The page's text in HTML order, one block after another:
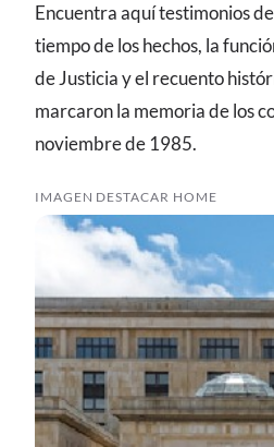
Encuentra aquí testimonios
tiempo de los hechos, la
de Justicia y el recuento
marcaron la memoria de los
noviembre de 1985.
IMAGEN DESTACAR HOME